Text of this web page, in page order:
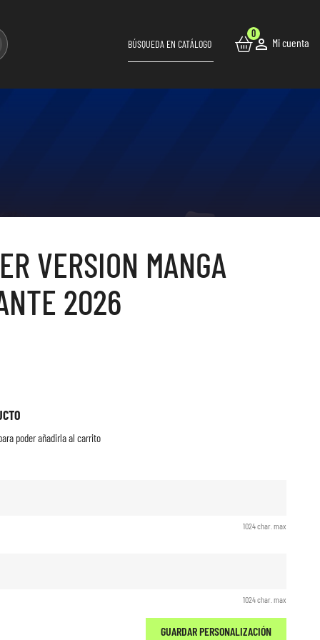
0
 Mi cuenta
VERSION MANGA
2026
poder añadirla al carrito
1024 char. max
1024 char. max
GUARDAR PERSONALIZACIÓN